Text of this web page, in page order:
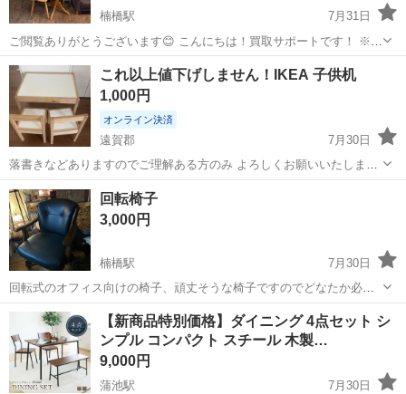
楠橋駅
7月31日
ご閲覧ありがとうございます😊 こんにちは！買取サポートです！ ※プ
ロフィールは必ずご一読下さいませ。 フクダクラフト デザートテーブ
ル 単品￥5,500- デザートチェアー 単品￥4,400- セットで￥8,...
福岡 北九州市 楠橋駅 ダイニングセット デザート
これ以上値下げしません！IKEA 子供机
1,000円
オンライン決済
遠賀郡
7月30日
落書きなどありますのでご理解ある方のみ よろしくお願いいたします
現金手渡し優先
福岡 遠賀郡 ダイニングセット
回転椅子
3,000円
楠橋駅
7月30日
回転式のオフィス向けの椅子、頑丈そうな椅子ですのでどなたか必要
な方にお譲りしたいと思います。
福岡 北九州市 楠橋駅 ダイニングセット
【新商品特別価格】ダイニング 4点セット シ
ンプル コンパクト スチール 木製…
9,000円
蒲池駅
7月30日